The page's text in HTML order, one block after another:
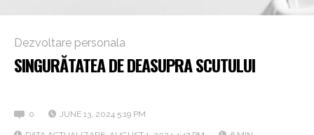
Dezvoltare personala
SINGURĂTATEA DE DEASUPRA SCUTULUI
0 JUNE 13, 2024 5:19 PM